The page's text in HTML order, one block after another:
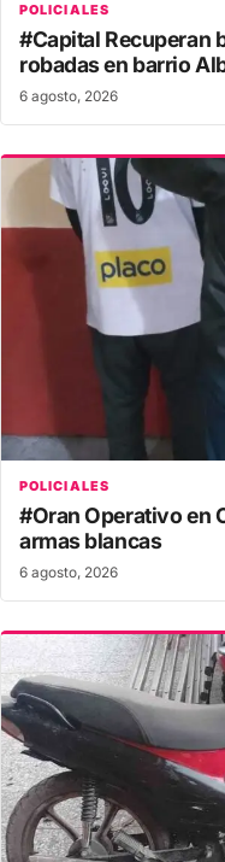
POLICIALES
#Capital Recuperan
robadas en barrio
6 agosto, 2026
POLICIALES
#Oran Operativo en
armas blancas
6 agosto, 2026